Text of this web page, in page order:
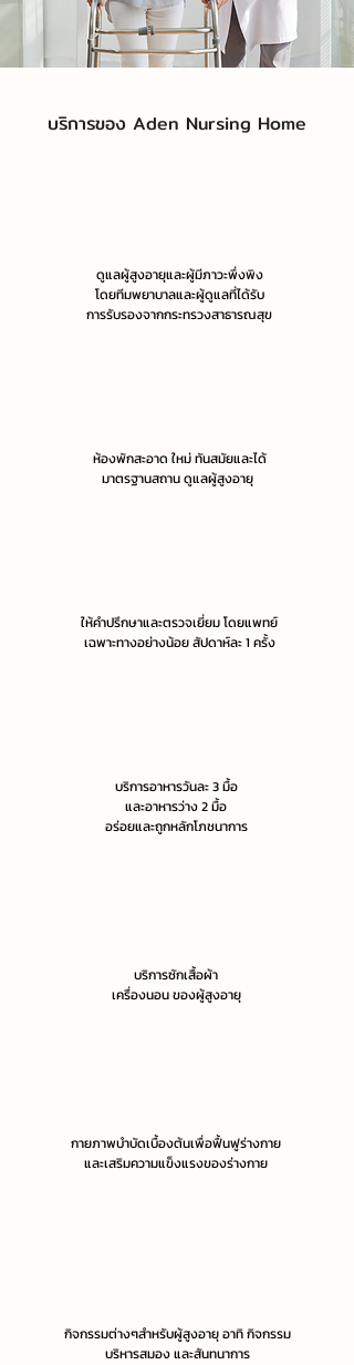
บริการของ Aden Nursing Home
ดูแลผู้สูงอายุและผู้มีภาวะพึ่งพิง
โดยทีมพยาบาลและผู้ดูแลที่ได้รับ
การรับรองจากกระทรวงสาธารณสุข
ห้องพักสะอาด ใหม่ ทันสมัยและได้
มาตรฐานสถาน ดูแลผู้สูงอายุ
ให้คำปรึกษาและตรวจเยี่ยม โดยแพทย์
เฉพาะทางอย่างน้อย สัปดาห์ละ 1 ครั้ง
บริการอาหารวันละ 3 มื้อ
และอาหารว่าง 2 มื้อ
อร่อยและถูกหลักโภชนาการ
บริการซักเสื้อผ้า
เครื่องนอน ของผู้สูงอายุ
กายภาพบำบัดเบื้องต้นเพื่อฟื้นฟูร่างกาย
และเสริมความแข็งแรงของร่างกาย
กิจกรรมต่างๆสำหรับผู้สูงอายุ อาทิ กิจกรรม
บริหารสมอง และสันทนาการ